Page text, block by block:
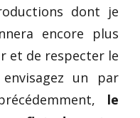
dont je
encore plus
et de respecter le
un par
le